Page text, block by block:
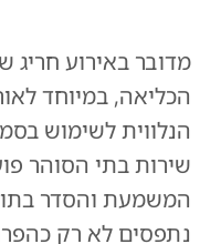
מדובר באירוע
הכליאה, במיוחד
הנלווית לשימוש
שירות בתי הסוהר
המשמעת והסדר
נתפסים לא רק